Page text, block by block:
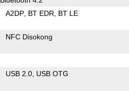
A2DP BT EDR BT LE
NFC Disokong
USB 2.0 USB OTG